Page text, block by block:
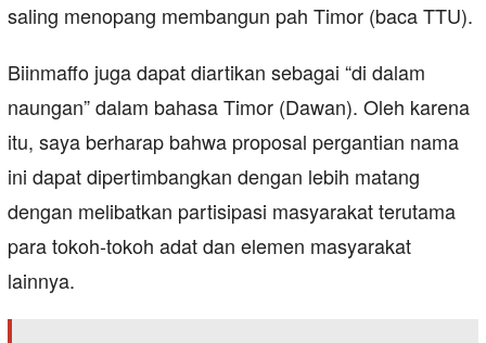
saling menopang membangun pah Timor (baca TTU).
Biinmaffo juga dapat diartikan sebagai “di dalam
naungan” dalam bahasa Timor (Dawan). Oleh karena
itu, saya berharap bahwa proposal pergantian nama
ini dapat dipertimbangkan dengan lebih matang
dengan melibatkan partisipasi masyarakat terutama
para tokoh-tokoh adat dan elemen masyarakat
lainnya.